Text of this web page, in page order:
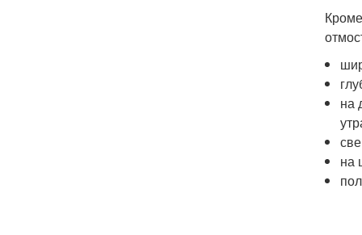
на
на